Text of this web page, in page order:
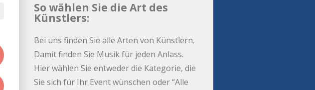
So wählen Sie die Art des
Künstlers:
Bei uns finden Sie alle Arten von Künstlern.
Damit finden Sie Musik für jeden Anlass.
Hier wählen Sie entweder die Kategorie, die
Sie sich für Ihr Event wünschen oder “Alle